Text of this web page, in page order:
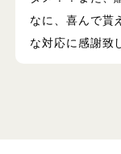
なに、喜んで貰
な対応に感謝致